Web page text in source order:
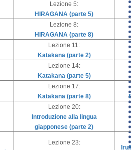
Lezione 5:
HIRAGANA (parte 5)
Lezione 8:
HIRAGANA (parte 8)
Lezione 11:
Katakana (parte 2)
Lezione 14:
Katakana (parte 5)
Lezione 17:
Katakana (parte 8)
Lezione 20:
Introduzione alla lingua
giapponese (parte 2)
Lezione 23: